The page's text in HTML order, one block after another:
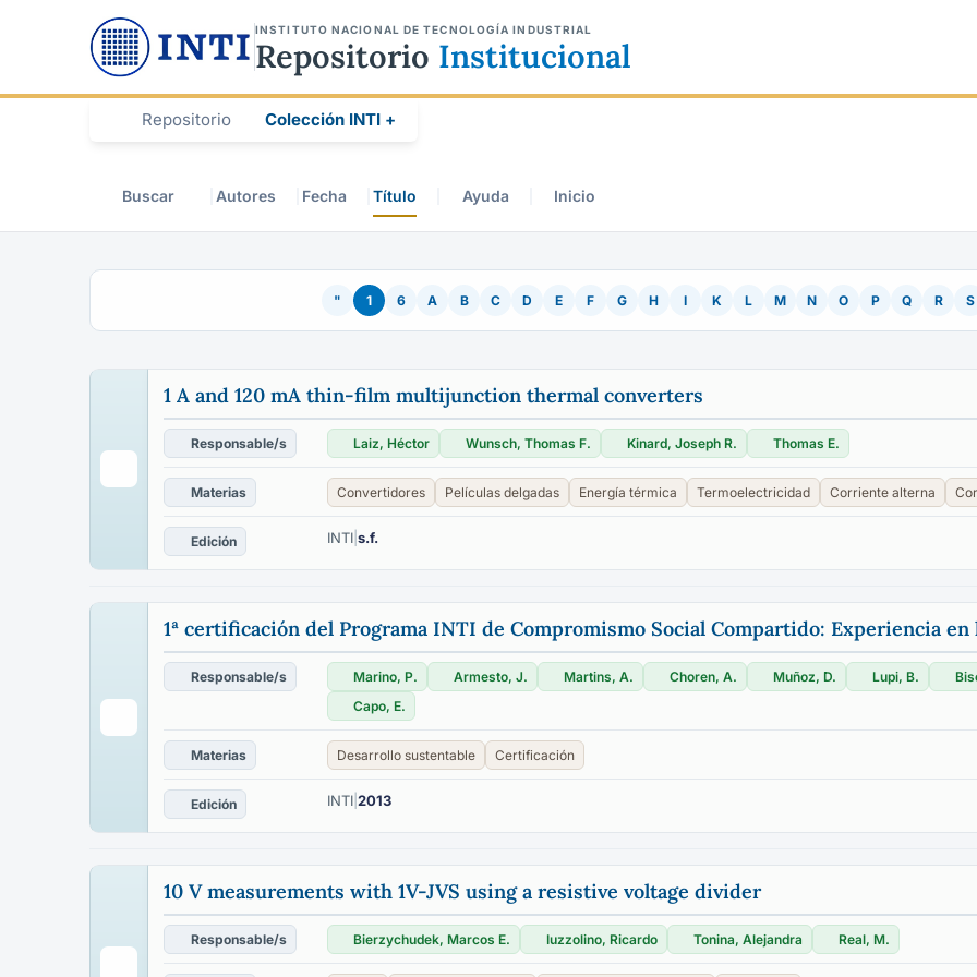
INSTITUTO NACIONAL DE TECNOLOGÍA INDUSTRIAL
Repositorio Institucional
Repositorio Colección INTI +
Buscar Autores Fecha Título Ayuda Inicio
" 1 6 A B C D E F G H I K L M N O P Q R S
1 A and 120 mA thin-film multijunction thermal converters
Responsable/s Laiz, Héctor Wunsch, Thomas F. Kinard, Joseph R. Thomas E.
Materias Convertidores Películas delgadas Energía térmica Termoelectricidad Corriente alterna
Edición INTI s.f.
1ª certificación del Programa INTI de Compromismo Social Compartido: Experiencia en
Responsable/s Marino, P. Armesto, J. Martins, A. Choren, A. Muñoz, D. Lupi, B.
Capo, E.
Materias Desarrollo sustentable Certificación
Edición INTI 2013
10 V measurements with 1V-JVS using a resistive voltage divider
Responsable/s Bierzychudek, Marcos E. Iuzzolino, Ricardo Tonina, Alejandra Real, M.